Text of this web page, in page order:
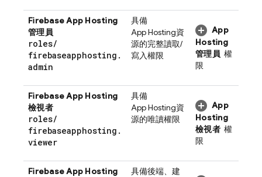
Firebase App Hosting
管理員
roles/
firebaseapphosting .
admin
具備
App Hosting資
源的完整讀取/
寫入權限
App
Hosting
管理員 權
限
Firebase App Hosting
檢視者
roles/
firebaseapphosting .
viewer
具備
App Hosting資
源的唯讀權限
App
Hosting
檢視者權
限
Firebase App Hosting
具備後端、建